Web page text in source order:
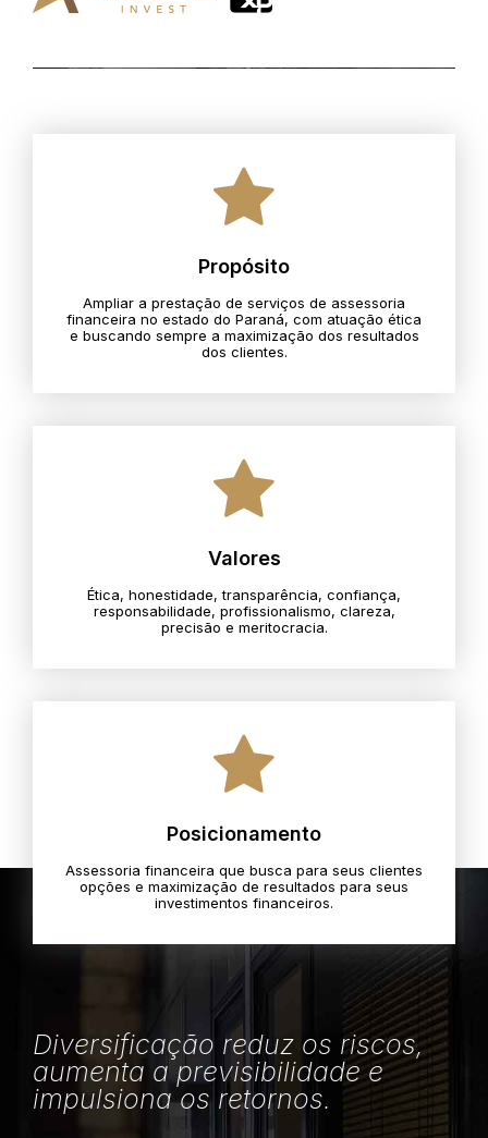
Propósito
Ampliar a prestação de serviços de assessoria
financeira no estado do Paraná, com atuação ética
e buscando sempre a maximização dos resultados
dos clientes.
Valores
Ética, honestidade, transparência, confiança,
responsabilidade, profissionalismo, clareza,
precisão e meritocracia.​
Posicionamento
Assessoria financeira que busca para seus clientes
opções e maximização de resultados para seus
investimentos financeiros.
Diversificação reduz os riscos,
aumenta a previsibilidade e
impulsiona os retornos.